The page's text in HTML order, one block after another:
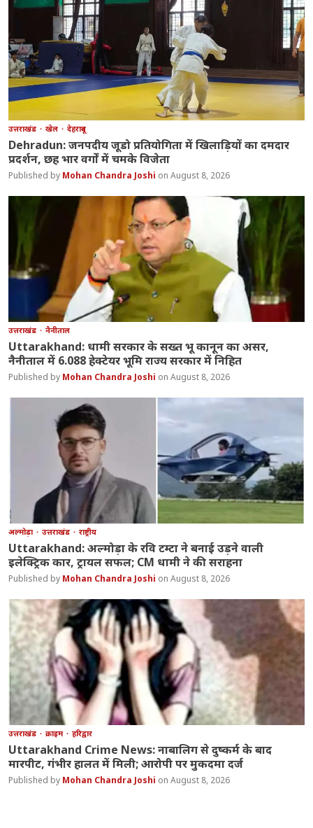
उत्तराखंड खेल देहरादून
Dehradun: जनपदीय जूडो प्रतियोगिता में खिलाड़ियों का दमदार
प्रदर्शन, छह भार वर्गों में चमके विजेता
Mohan Chandra Joshi August 8, 2026
उत्तराखंड नैनीताल
Uttarakhand: धामी सरकार के सख्त भू कानून का असर,
नैनीताल में 6.088 हेक्टेयर भूमि राज्य सरकार में निहित
Mohan Chandra Joshi August 8, 2026
अल्मोड़ा उत्तराखंड राष्ट्रीय
Uttarakhand: अल्मोड़ा के रवि टम्टा ने बनाई उड़ने वाली
इलेक्ट्रिक कार, ट्रायल सफल; CM धामी ने की सराहना
Mohan Chandra Joshi August 8, 2026
उत्तराखंड क्राइम हरिद्वार
Uttarakhand Crime News: नाबालिग से दुष्कर्म के बाद
मारपीट, गंभीर हालत में मिली; आरोपी पर मुकदमा दर्ज
Mohan Chandra Joshi August 8, 2026